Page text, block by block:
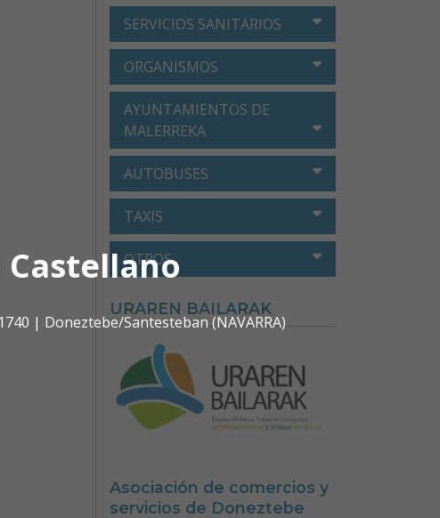
Castellano
| Doneztebe/Santesteban (NAVARRA)
SERVICIOS SANITARIOS
ORGANISMOS
AYUNTAMIENTOS DE
MALERREKA
AUTOBUSES
TAXIS
OTROS
URAREN BAILARAK
Asociación de comercios y
servicios de Doneztebe